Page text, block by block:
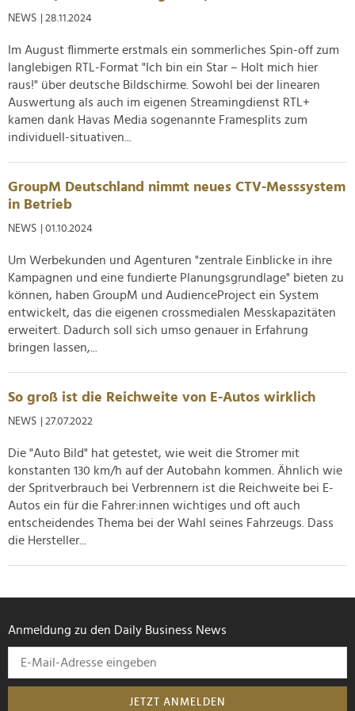
Partner führen diese Informationen möglicherweise mit
haben oder die sie im Rahmen Ihrer Nutzung der Dienste
gesammelt haben.
NEWS | 28.11.2024
Im August flimmerte erstmals ein sommerliches Spin-off zum
langlebigen RTL-Format "Ich bin ein Star – Holt mich hier
raus!" über deutsche Bildschirme. Sowohl bei der linearen
Auswertung als auch im eigenen Streamingdienst RTL+
kamen dank Havas Media sogenannte Framesplits zum
individuell-situativen...
GroupM Deutschland nimmt neues CTV-Messsystem
in Betrieb
NEWS | 01.10.2024
Um Werbekunden und Agenturen "zentrale Einblicke in ihre
Kampagnen und eine fundierte Planungsgrundlage" bieten zu
können, haben GroupM und AudienceProject ein System
entwickelt, das die eigenen crossmedialen Messkapazitäten
erweitert. Dadurch soll sich umso genauer in Erfahrung
bringen lassen,...
So groß ist die Reichweite von E-Autos wirklich
NEWS | 27.07.2022
Die "Auto Bild" hat getestet, wie weit die Stromer mit
konstanten 130 km/h auf der Autobahn kommen. Ähnlich wie
der Spritverbrauch bei Verbrennern ist die Reichweite bei E-
Autos ein für die Fahrer:innen wichtiges und oft auch
entscheidendes Thema bei der Wahl seines Fahrzeugs. Dass
die Hersteller...
Anmeldung zu den Daily Business News
JETZT ANMELDEN